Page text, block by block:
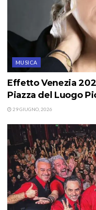
MUSICA
Effetto Venezia
Piazza del Luogo
29 GIUGNO, 2026